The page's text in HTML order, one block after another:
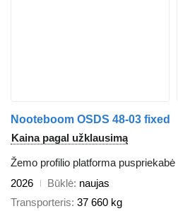
Nooteboom OSDS 48-03 fixed
Kaina pagal užklausimą
Žemo profilio platforma puspriekabė
2026
Būklė naujas
Transporteris 37 660 kg